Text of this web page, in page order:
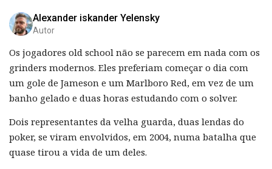
Alexander iskander Yelensky
Autor
Os jogadores old school não se parecem em nada com os
grinders modernos. Eles preferiam começar o dia com
um gole de Jameson e um Marlboro Red, em vez de um
banho gelado e duas horas estudando com o solver.
Dois representantes da velha guarda, duas lendas do
poker, se viram envolvidos, em 2004, numa batalha que
quase tirou a vida de um deles.